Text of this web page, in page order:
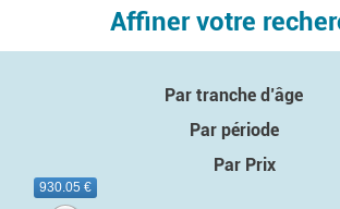
Affiner votre
Par tranche d’âge
Par période
Par Prix
930.05 €